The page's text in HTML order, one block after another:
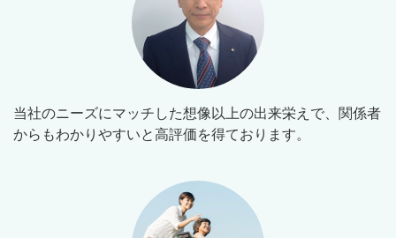
当社のニーズにマッチした想像以上の出来栄えで、関係者
からもわかりやすいと高評価を得ております。